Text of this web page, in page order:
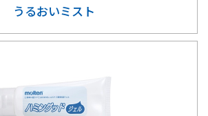
うるおいミスト